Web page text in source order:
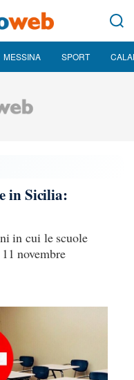
MESSINA SPORT
in Sicilia:
in cui le scuole
novembre